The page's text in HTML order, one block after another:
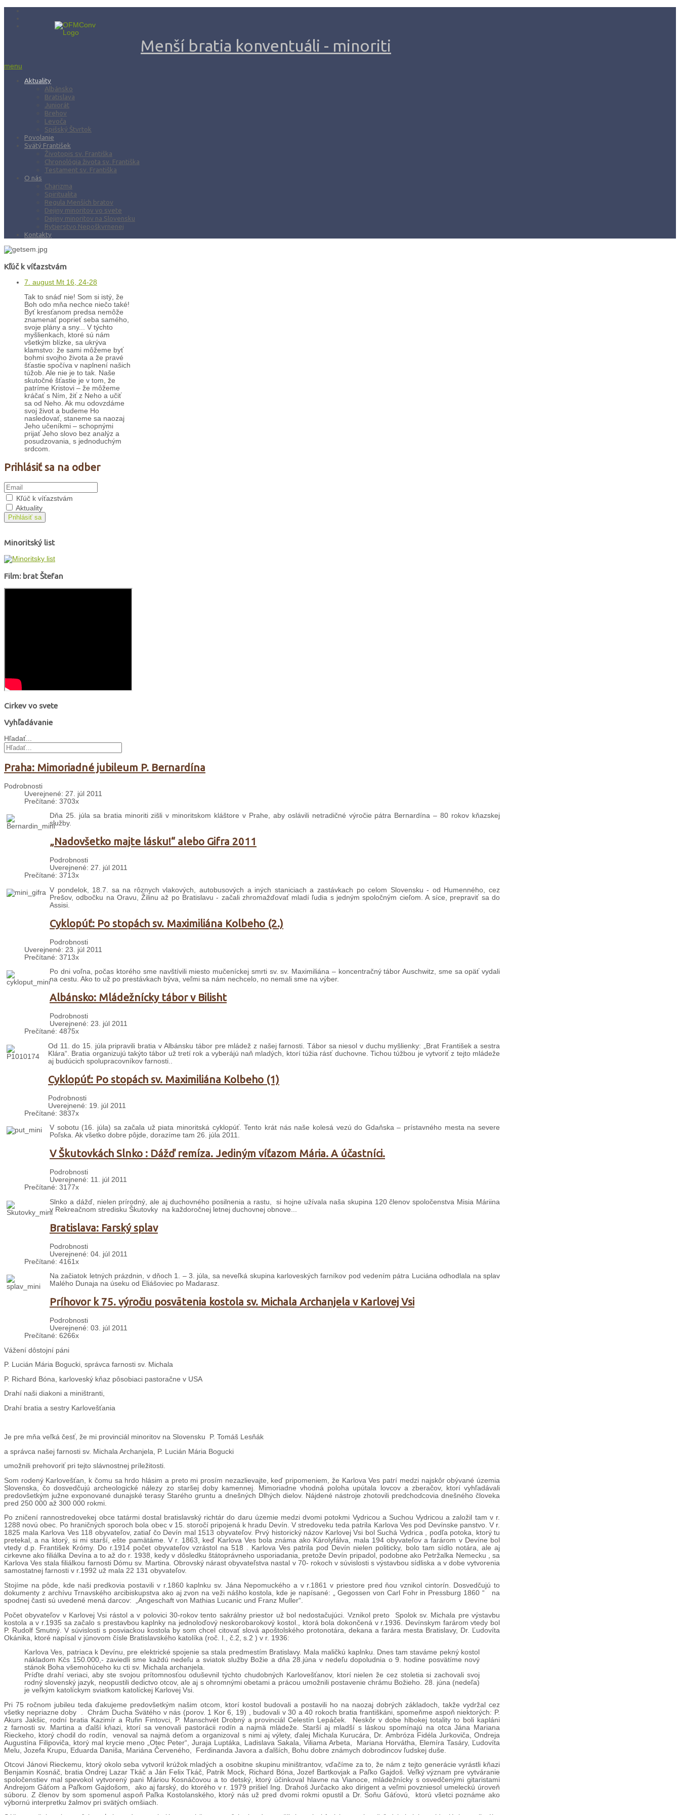
Menší bratia konventuáli - minoriti
menu
Aktuality
Albánsko
Bratislava
Juniorát
Brehov
Levoča
Spišský Štvrtok
Povolanie
Svätý František
Životopis sv. Františka
Chronológia života sv. Františka
Testament sv. Františka
O nás
Charizma
Spiritualita
Regula Menších bratov
Dejiny minoritov vo svete
Dejiny minoritov na Slovensku
Rytierstvo Nepoškvrnenej
Kontakty
Kľúč k víťazstvám
7. august Mt 16, 24-28
Tak to snáď nie! Som si istý, že
Boh odo mňa nechce niečo také!
Byť kresťanom predsa nemôže
znamenať poprieť seba samého,
svoje plány a sny... V týchto
myšlienkach, ktoré sú nám
všetkým blízke, sa ukrýva
klamstvo: že sami môžeme byť
bohmi svojho života a že pravé
šťastie spočíva v naplnení našich
túžob. Ale nie je to tak. Naše
skutočné šťastie je v tom, že
patríme Kristovi – že môžeme
kráčať s Ním, žiť z Neho a učiť
sa od Neho. Ak mu odovzdáme
svoj život a budeme Ho
nasledovať, staneme sa naozaj
Jeho učeníkmi – schopnými
prijať Jeho slovo bez analýz a
posudzovania, s jednoduchým
srdcom.
Prihlásiť sa na odber
Kľúč k víťazstvám
Aktuality
Prihlásiť sa
Minoritský list
Film: brat Štefan
Cirkev vo svete
Vyhľadávanie
Hľadať...
Praha: Mimoriadné jubileum P. Bernardína
Podrobnosti
Uverejnené: 27. júl 2011
Prečítané: 3703x
Dňa 25. júla sa bratia minoriti zišli v minoritskom kláštore v Prahe, aby oslávili netradičné výročie pátra Bernardína – 80 rokov kňazskej
služby.
„Nadovšetko majte lásku!“ alebo Gifra 2011
Podrobnosti
Uverejnené: 27. júl 2011
Prečítané: 3713x
V pondelok, 18.7. sa na rôznych vlakových, autobusových a iných staniciach a zastávkach po celom Slovensku - od Humenného, cez
Prešov, odbočku na Oravu, Žilinu až po Bratislavu - začali zhromažďovať mladí ľudia s jedným spoločným cieľom. A síce, prepraviť sa do
Assisi.
Cyklopúť: Po stopách sv. Maximiliána Kolbeho (2.)
Podrobnosti
Uverejnené: 23. júl 2011
Prečítané: 3713x
Po dni voľna, počas ktorého sme navštívili miesto mučeníckej smrti sv. sv. Maximiliána – koncentračný tábor Auschwitz, sme sa opäť vydali
na cestu. Ako to už po prestávkach býva, veľmi sa nám nechcelo, no nemali sme na výber.
Albánsko: Mládežnícky tábor v Bilisht
Podrobnosti
Uverejnené: 23. júl 2011
Prečítané: 4875x
Od 11. do 15. júla pripravili bratia v Albánsku tábor pre mládež z našej farnosti. Tábor sa niesol v duchu myšlienky: „Brat František a sestra
Klára“. Bratia organizujú takýto tábor už tretí rok a vyberájú naň mladých, ktorí túžia rásť duchovne. Tichou túžbou je vytvoriť z tejto mládeže
aj budúcich spolupracovníkov farnosti..
Cyklopúť: Po stopách sv. Maximiliána Kolbeho (1)
Podrobnosti
Uverejnené: 19. júl 2011
Prečítané: 3837x
V sobotu (16. júla) sa začala už piata minoritská cyklopúť. Tento krát nás naše kolesá vezú do Gdaňska – prístavného mesta na severe
Poľska. Ak všetko dobre pôjde, dorazíme tam 26. júla 2011.
V Škutovkách Slnko : Dážď remíza. Jediným víťazom Mária. A účastníci.
Podrobnosti
Uverejnené: 11. júl 2011
Prečítané: 3177x
Slnko a dážď, nielen prírodný, ale aj duchovného posilnenia a rastu, si hojne užívala naša skupina 120 členov spoločenstva Misia Máriina
v Rekreačnom stredisku Škutovky na každoročnej letnej duchovnej obnove...
Bratislava: Farský splav
Podrobnosti
Uverejnené: 04. júl 2011
Prečítané: 4161x
Na začiatok letných prázdnin, v dňoch 1. – 3. júla, sa neveľká skupina karloveských farníkov pod vedením pátra Luciána odhodlala na splav
Malého Dunaja na úseku od Eliášoviec po Madarasz.
Príhovor k 75. výročiu posvätenia kostola sv. Michala Archanjela v Karlovej Vsi
Podrobnosti
Uverejnené: 03. júl 2011
Prečítané: 6266x
Vážení dôstojní páni
P. Lucián Mária Bogucki, správca farnosti sv. Michala
P. Richard Bóna, karloveský kňaz pôsobiaci pastoračne v USA
Drahí naši diakoni a miništranti,
Drahí bratia a sestry Karlovešťania
Je pre mňa veľká česť, že mi provinciál minoritov na Slovensku P. Tomáš Lesňák
a správca našej farnosti sv. Michala Archanjela, P. Lucián Mária Bogucki
umožnili prehovoriť pri tejto slávnostnej príležitosti.
Som rodený Karlovešťan, k čomu sa hrdo hlásim a preto mi prosím nezazlievajte, keď pripomeniem, že Karlova Ves patrí medzi najskôr obývané územia
Slovenska, čo dosvedčujú archeologické nálezy zo staršej doby kamennej. Mimoriadne vhodná poloha upútala lovcov a zberačov, ktorí vyhľadávali
predovšetkým južne exponované dunajské terasy Starého gruntu a dnešných Dlhých dielov. Nájdené nástroje zhotovili predchodcovia dnešného človeka
pred 250 000 až 300 000 rokmi.
Po zničení rannostredovekej obce tatármi dostal bratislavský richtár do daru územie medzi dvomi potokmi Vydricou a Suchou Vydricou a založil tam v r.
1288 novú obec. Po hraničných sporoch bola obec v 15. storočí pripojená k hradu Devín. V stredoveku teda patrila Karlova Ves pod Devínske panstvo. V r.
1825 mala Karlova Ves 118 obyvateľov, zatiaľ čo Devín mal 1513 obyvateľov. Prvý historický názov Karlovej Vsi bol Suchá Vydrica , podľa potoka, ktorý tu
pretekal, a na ktorý, si mi starší, ešte pamätáme. V r. 1863, keď Karlova Ves bola známa ako Károlyfálva, mala 194 obyvateľov a farárom v Devíne bol
vtedy d.p. František Krómy. Do r.1914 počet obyvateľov vzrástol na 518 . Karlova Ves patrila pod Devín nielen politicky, bolo tam sídlo notára, ale aj
cirkevne ako filiálka Devína a to až do r. 1938, kedy v dôsledku štátoprávneho usporiadania, pretože Devín pripadol, podobne ako Petržalka Nemecku , sa
Karlova Ves stala filiálkou farnosti Dómu sv. Martina. Obrovský nárast obyvateľstva nastal v 70- rokoch v súvislosti s výstavbou sídliska a v dobe vytvorenia
samostatnej farnosti v r.1992 už mala 22 131 obyvateľov.
Stojíme na pôde, kde naši predkovia postavili v r.1860 kaplnku sv. Jána Nepomuckého a v r.1861 v priestore pred ňou vznikol cintorín. Dosvedčujú to
dokumenty z archívu Trnavského arcibiskupstva ako aj zvon na veži nášho kostola, kde je napísané: „ Gegossen von Carl Fohr in Pressburg 1860 “ na
spodnej časti sú uvedené mená darcov: „Angeschaft von Mathias Lucanic und Franz Muller“.
Počet obyvateľov v Karlovej Vsi rástol a v polovici 30-rokov tento sakrálny priestor už bol nedostačujúci. Vznikol preto Spolok sv. Michala pre výstavbu
kostola a v r.1935 sa začalo s prestavbou kaplnky na jednoloďový neskorobarokový kostol., ktorá bola dokončená v r.1936. Devínskym farárom vtedy bol
P. Rudolf Smutný. V súvislosti s posviackou kostola by som chcel citovať slová apoštolského protonotára, dekana a farára mesta Bratislavy, Dr. Ľudovíta
Okánika, ktoré napísal v júnovom čísle Bratislavského katolíka (roč. I., č.2, s.2 ) v r. 1936:
Karlova Ves, patriaca k Devínu, pre elektrické spojenie sa stala predmestím Bratislavy. Mala maličkú kaplnku. Dnes tam staváme pekný kostol
nákladom Kčs 150.000,- zaviedli sme každú nedeľu a sviatok služby Božie a dňa 28.júna v nedeľu dopoludnia o 9. hodine posvätíme nový
stánok Boha všemohúceho ku cti sv. Michala archanjela.
Príďte drahí veriaci, aby ste svojou prítomnosťou oduševnil týchto chudobných Karlovešťanov, ktorí nielen že cez stoletia si zachovali svoj
rodný slovenský jazyk, neopustili dedictvo otcov, ale aj s ohromnými obetami a prácou umožnili postavenie chrámu Božieho. 28. júna (nedeľa)
je veľkým katolíckym sviatkom katolíckej Karlovej Vsi.
Pri 75 ročnom jubileu teda ďakujeme predovšetkým našim otcom, ktorí kostol budovali a postavili ho na naozaj dobrých základoch, takže vydržal cez
všetky nepriazne doby . Chrám Ducha Svätého v nás (porov. 1 Kor 6, 19) , budovali v 30 a 40 rokoch bratia františkáni, spomeňme aspoň niektorých: P.
Akurs Jakšic, rodní bratia Kazimír a Rufin Fintovci, P. Manschvét Drobný a provinciál Celestín Lepáček. Neskôr v dobe hlbokej totality to boli kapláni
z farnosti sv. Martina a ďalší kňazi, ktorí sa venovali pastorácii rodín a najmä mládeže. Starší aj mladší s láskou spomínajú na otca Jána Mariana
Rieckeho, ktorý chodil do rodín, venoval sa najmä deťom a organizoval s nimi aj výlety, ďalej Michala Kurucára, Dr. Ambróza Fidéla Jurkoviča, Ondreja
Augustína Filipoviča, ktorý mal krycie meno „Otec Peter“, Juraja Luptáka, Ladislava Sakala, Viliama Arbeta, Mariana Horvátha, Elemíra Tasáry, Ľudovíta
Melu, Jozefa Krupu, Eduarda Daniša, Mariána Červeného, Ferdinanda Javora a ďalších, Bohu dobre známych dobrodincov ľudskej duše.
Otcovi Jánovi Rieckemu, ktorý okolo seba vytvoril krúžok mladých a osobitne skupinu miništrantov, vďačíme za to, že nám z tejto generácie vyrástli kňazi
Benjamin Kosnáč, bratia Ondrej Lazar Tkáč a Ján Felix Tkáč, Patrik Mock, Richard Bóna, Jozef Bartkovjak a Paľko Gajdoš. Veľký význam pre vytváranie
spoločenstiev mal spevokol vytvorený pani Máriou Kosnáčovou a to detský, ktorý účinkoval hlavne na Vianoce, mládežnícky s osvedčenými gitaristami
Andrejom Gáťom a Paľkom Gajdošom, ako aj farský, do ktorého v r. 1979 prišiel Ing. Drahoš Jurčacko ako dirigent a veľmi povzniesol umeleckú úroveň
súboru. Z členov by som spomenul aspoň Paľka Kostolanského, ktorý nás už pred dvomi rokmi opustil a Dr. Soňu Gáťovú, ktorú všetci poznáme ako
výbornú interpretku žalmov pri svätých omšiach.